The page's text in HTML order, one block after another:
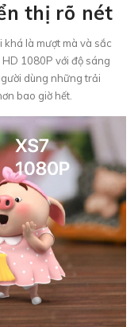
thị rõ nét
khá là mượt mà và sắc
1080P với độ sáng
dùng những trải
bao giờ hết.